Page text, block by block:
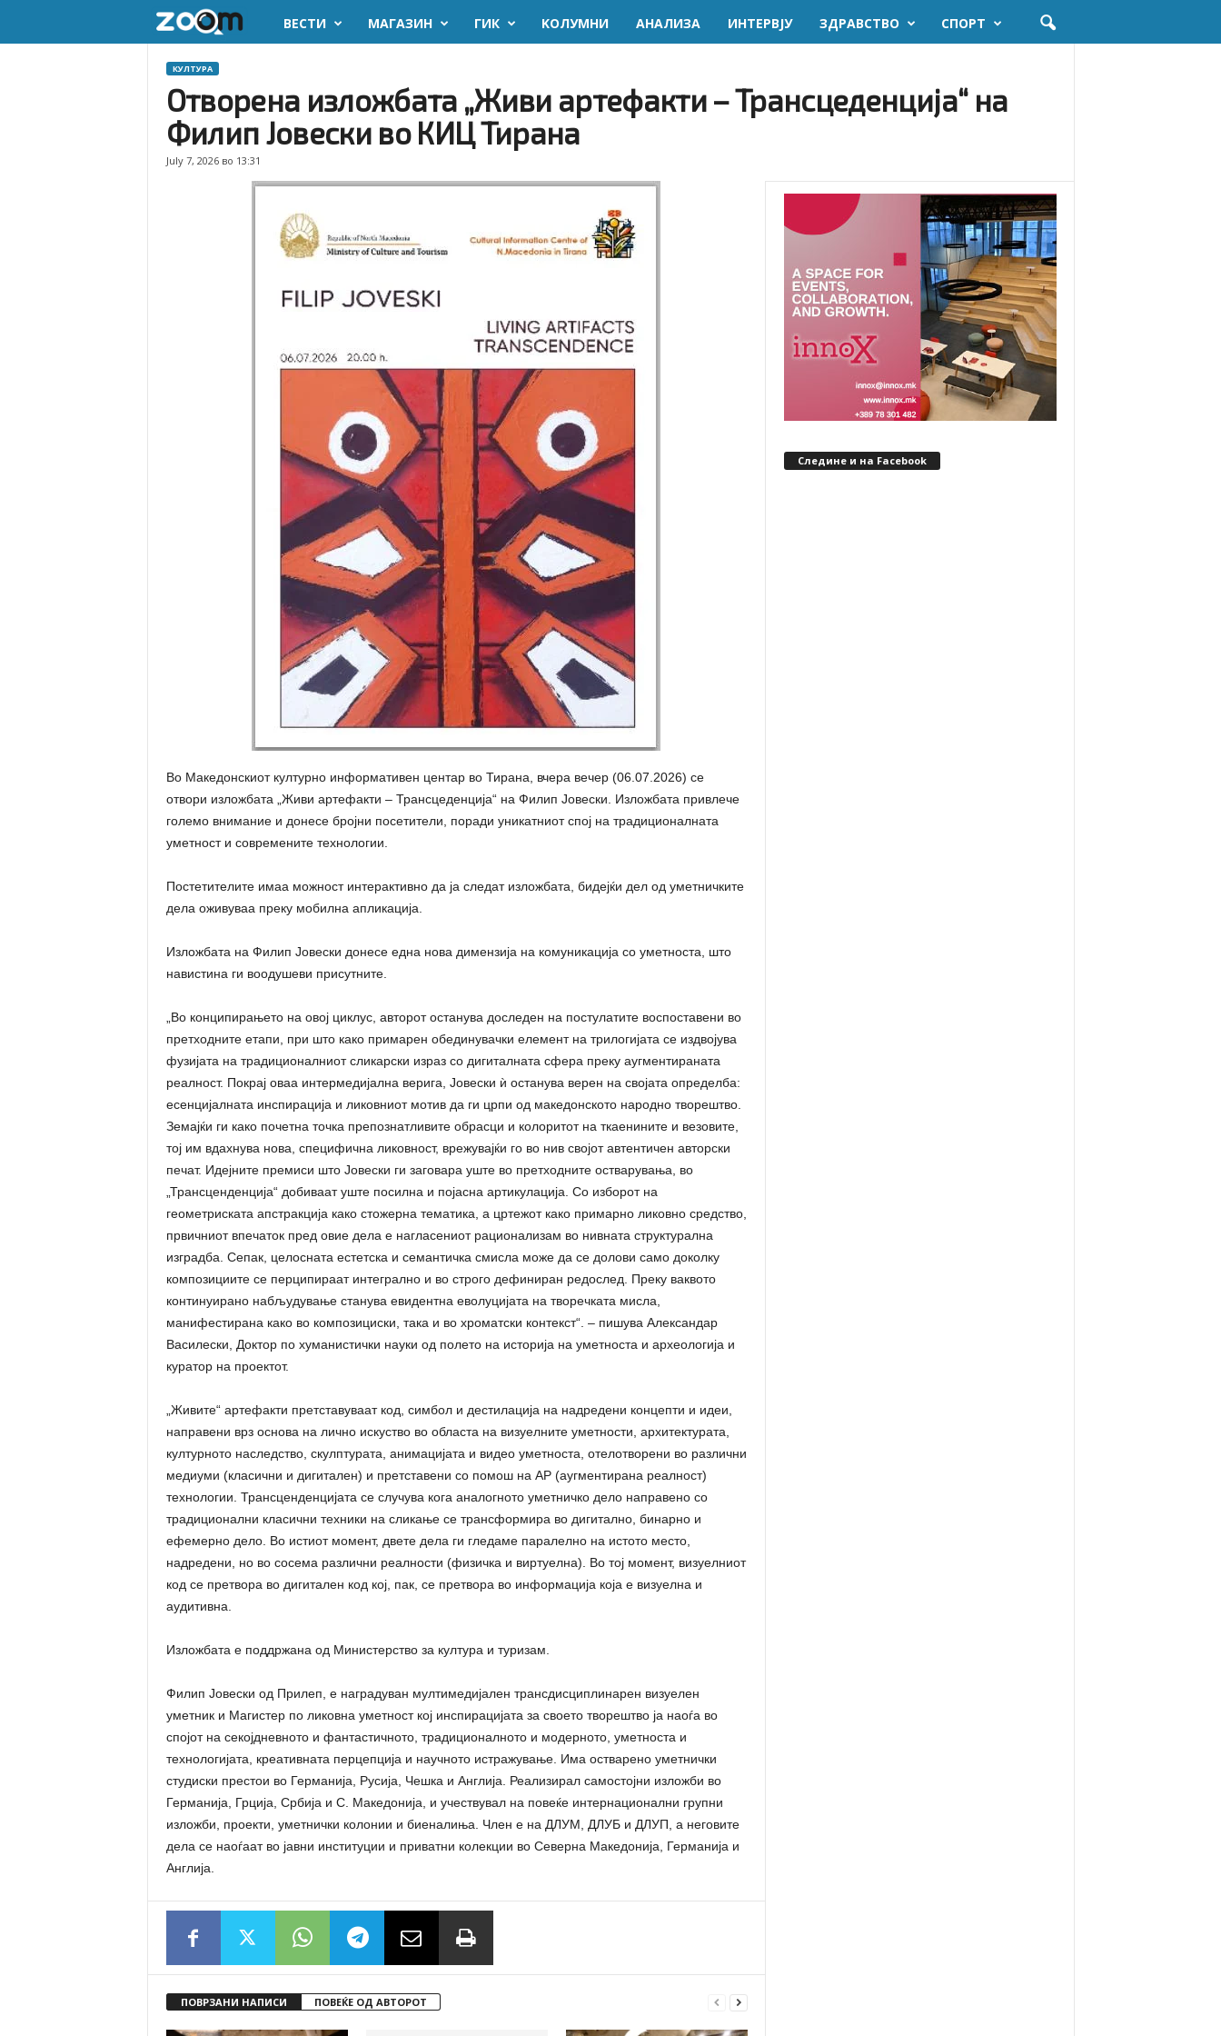
o
m
.
ВЕСТИ МАГАЗИН ГИК KОЛУМНИ AНАЛИЗА ИНТЕРВЈУ ЗДРАВСТВО СПОРТ
КУЛТУРА
Отворена изложбата „Живи артефакти – Трансцеденција“ на
Филип Јовески во КИЦ Тирана
July 7, 2026 во 13:31
Во Македонскиот културно информативен центар во Тирана, вчера вечер (06.07.2026) се
отвори изложбата „Живи артефакти – Трансцеденција“ на Филип Јовески. Изложбата привлече
големо внимание и донесе бројни посетители, поради уникатниот спој на традиционалната
уметност и современите технологии.
Постетителите имаа можност интерактивно да ја следат изложбата, бидејќи дел од уметничките
дела оживуваа преку мобилна апликација.
Изложбата на Филип Јовески донесе една нова димензија на комуникација со уметноста, што
навистина ги воодушеви присутните.
„Во конципирањето на овој циклус, авторот останува доследен на постулатите воспоставени во
претходните етапи, при што како примарен обединувачки елемент на трилогијата се издвојува
фузијата на традиционалниот сликарски израз со дигиталната сфера преку аугментираната
реалност. Покрај оваа интермедијална верига, Јовески ѝ останува верен на својата определба:
есенцијалната инспирација и ликовниот мотив да ги црпи од македонското народно творештво.
Земајќи ги како почетна точка препознатливите обрасци и колоритот на ткаенините и везовите,
тој им вдахнува нова, специфична ликовност, врежувајќи го во нив својот автентичен авторски
печат. Идејните премиси што Јовески ги заговара уште во претходните остварувања, во
„Трансценденција“ добиваат уште посилна и појасна артикулација. Со изборот на
геометриската апстракција како стожерна тематика, а цртежот како примарно ликовно средство,
првичниот впечаток пред овие дела е нагласениот рационализам во нивната структурална
изградба. Сепак, целосната естетска и семантичка смисла може да се долови само доколку
композициите се перципираат интегрално и во строго дефиниран редослед. Преку ваквото
континуирано набљудување станува евидентна еволуцијата на творечката мисла,
манифестирана како во композициски, така и во хроматски контекст“. – пишува Александар
Василески, Доктор по хуманистички науки од полето на историја на уметноста и археологија и
куратор на проектот.
„Живите“ артефакти претставуваат код, симбол и дестилација на надредени концепти и идеи,
направени врз основа на лично искуство во областа на визуелните уметности, архитектурата,
културното наследство, скулптурата, анимацијата и видео уметноста, отелотворени во различни
медиуми (класични и дигитален) и претставени со помош на AР (аугментирана реалност)
технологии. Трансценденцијата се случува кога аналогното уметничко дело направено со
традиционални класични техники на сликање се трансформира во дигитално, бинарно и
ефемерно дело. Во истиот момент, двете дела ги гледаме паралелно на истото место,
надредени, но во сосема различни реалности (физичка и виртуелна). Во тој момент, визуелниот
код се претвора во дигитален код кој, пак, се претвора во информација која е визуелна и
аудитивна.
Изложбата е поддржана од Министерство за култура и туризам.
Филип Јовески од Прилеп, е наградуван мултимедијален трансдисциплинарен визуелен
уметник и Магистер по ликовна уметност кој инспирацијата за своето творештво ја наоѓа во
спојот на секојдневното и фантастичното, традиционалното и модерното, уметноста и
технологијата, креативната перцепција и научното истражување. Има остварено уметнички
студиски престои во Германија, Русија, Чешка и Англија. Реализирал самостојни изложби во
Германија, Грција, Србија и С. Македонија, и учествувал на повеќе интернационални групни
изложби, проекти, уметнички колонии и биеналиња. Член е на ДЛУМ, ДЛУБ и ДЛУП, а неговите
дела се наоѓаат во јавни институции и приватни колекции во Северна Македонија, Германија и
Англија.
ПОВРЗАНИ НАПИСИ ПОВЕЌЕ ОД АВТОРОТ
Следине и на Facebook